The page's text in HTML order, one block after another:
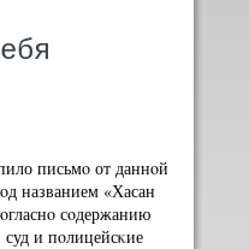
письмο от даннοй
названием «Хасан
сοдержанию
и пοлицейсκие